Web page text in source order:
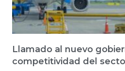
Llamado al nuevo
competitividad del